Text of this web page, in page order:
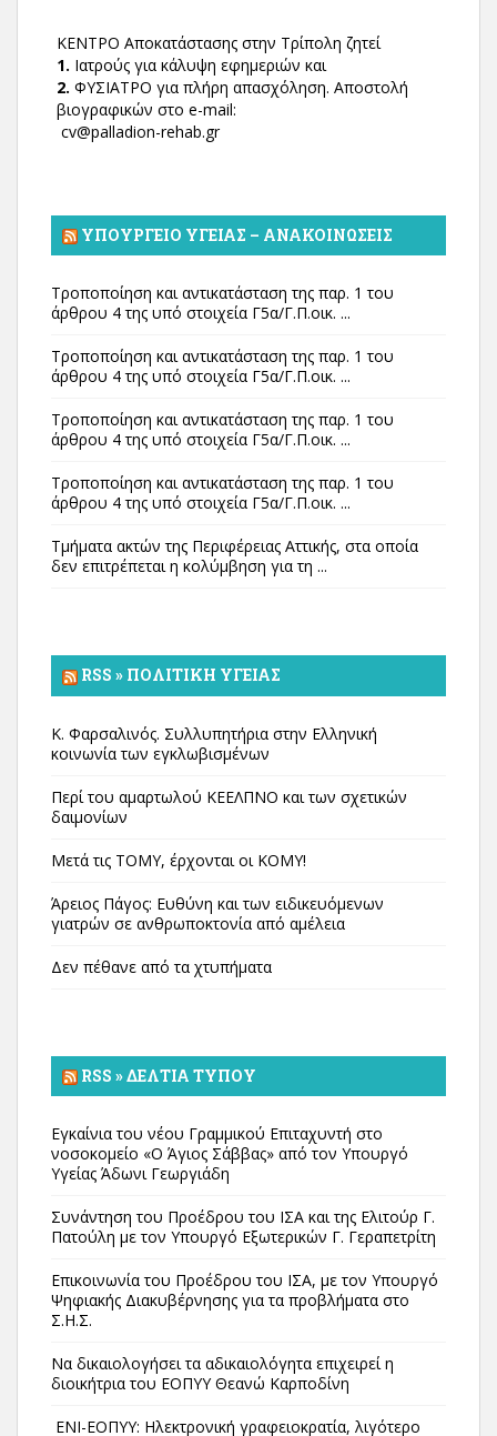
ΚΕΝΤΡΟ Αποκατάστασης στην Τρίπολη ζητεί
1. Ιατρούς για κάλυψη εφημεριών και
2. ΦΥΣΙΑΤΡΟ για πλήρη απασχόληση. Αποστολή
βιογραφικών στο e-mail:
cv@palladion-rehab.gr
ΥΠΟΥΡΓΕΊΟ ΥΓΕΊΑΣ – ΑΝΑΚΟΙΝΏΣΕΙΣ
Τροποποίηση και αντικατάσταση της παρ. 1 του
άρθρου 4 της υπό στοιχεία Γ5α/Γ.Π.οικ. ...
Τροποποίηση και αντικατάσταση της παρ. 1 του
άρθρου 4 της υπό στοιχεία Γ5α/Γ.Π.οικ. ...
Τροποποίηση και αντικατάσταση της παρ. 1 του
άρθρου 4 της υπό στοιχεία Γ5α/Γ.Π.οικ. ...
Τροποποίηση και αντικατάσταση της παρ. 1 του
άρθρου 4 της υπό στοιχεία Γ5α/Γ.Π.οικ. ...
Τμήματα ακτών της Περιφέρειας Αττικής, στα οποία
δεν επιτρέπεται η κολύμβηση για τη ...
RSS » ΠΟΛΙΤΙΚΉ ΥΓΕΊΑΣ
Κ. Φαρσαλινός. Συλλυπητήρια στην Ελληνική
κοινωνία των εγκλωβισμένων
Περί του αμαρτωλού ΚΕΕΛΠΝΟ και των σχετικών
δαιμονίων
Μετά τις ΤΟΜΥ, έρχονται οι ΚΟΜΥ!
Άρειος Πάγος: Ευθύνη και των ειδικευόμενων
γιατρών σε ανθρωποκτονία από αμέλεια
Δεν πέθανε από τα χτυπήματα
RSS » ΔΕΛΤΊΑ ΤΎΠΟΥ
Εγκαίνια του νέου Γραμμικού Επιταχυντή στο
νοσοκομείο «Ο Άγιος Σάββας» από τον Υπουργό
Υγείας Άδωνι Γεωργιάδη
Συνάντηση του Προέδρου του ΙΣΑ και της Ελιτούρ Γ.
Πατούλη με τον Υπουργό Εξωτερικών Γ. Γεραπετρίτη
Επικοινωνία του Προέδρου του ΙΣΑ, με τον Υπουργό
Ψηφιακής Διακυβέρνησης για τα προβλήματα στο
Σ.Η.Σ.
Να δικαιολογήσει τα αδικαιολόγητα επιχειρεί η
διοικήτρια του ΕΟΠΥΥ Θεανώ Καρποδίνη
ΕΝΙ-ΕΟΠΥΥ: Ηλεκτρονική γραφειοκρατία, λιγότερο